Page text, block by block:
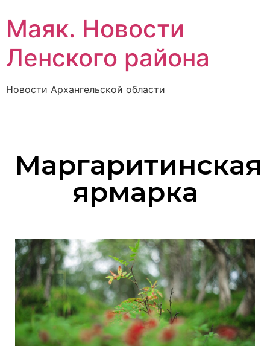
Маяк. Новости
Ленского района
Новости Архангельской области
Маргаритинская
ярмарка